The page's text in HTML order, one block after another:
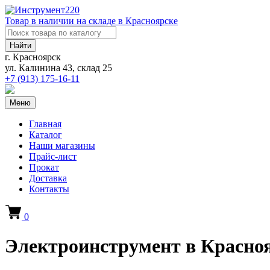
Товар в наличии на складе в Красноярске
Найти
г. Красноярск
ул. Калинина 43, склад 25
+7 (913) 175-16-11
Меню
Главная
Каталог
Наши магазины
Прайс-лист
Прокат
Доставка
Контакты
0
Электроинструмент в